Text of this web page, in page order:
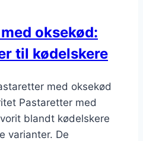
oksekød:
til kødelskere
med oksekød
Pastaretter med
blandt kødelskere
varianter. De